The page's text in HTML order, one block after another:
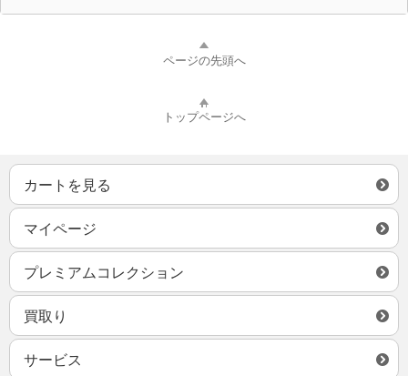
ページの先頭へ
トップページへ
カートを見る
マイページ
プレミアムコレクション
買取り
サービス